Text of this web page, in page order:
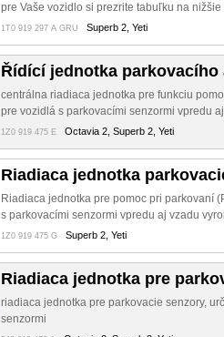
pre Vaše vozidlo si prezrite tabuľku na nižšie
1T0 919 297 A GRU Superb 2, Yeti
Řídící jednotka parkovacího
centrálna riadiaca jednotka pre funkciu
pre vozidlá s parkovacími senzormi vpredu
1Z0 919 475 E Octavia 2, Superb 2, Yeti
Riadiaca jednotka
Riadiaca jednotka pre pomoc pri parkovaní
s parkovacími senzormi vpredu aj vzadu
1Z0 919 475 G Superb 2, Yeti
Riadiaca jednotka pre
riadiaca jednotka pre parkovacie senzory,
senzormi